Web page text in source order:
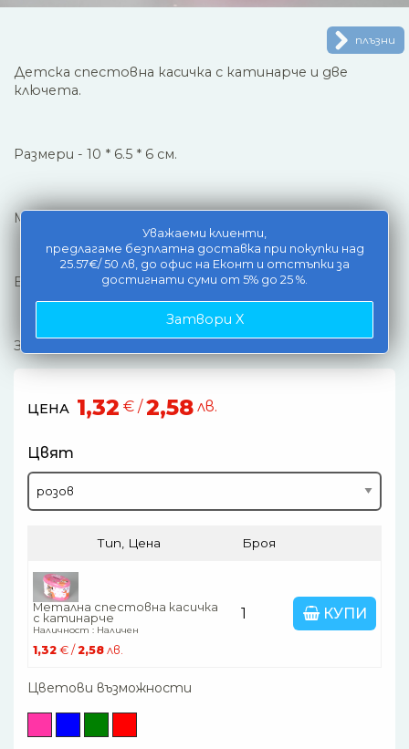
Уважаеми клиенти,
предлагаме безплатна доставка при покупки над
25.57€/ 50 лв, до офис на Еконт и отстъпки за
достигнати суми от 5% до 25 %.
Затвори X
плъзни
Детска спестовна касичка с катинарче и две
ключета.
Размери - 10 * 6.5 * 6 см.
Материал: метал.
Възможни са различия в цвета на някой елементи!
За деца над 3 години.
ЦЕНА 1,32 € /2,58 лв.
Цвят
Тип, Цена Броя
Метална спестовна касичка
с катинарче
Наличност : Наличен
1,32 € /2,58 лв.
КУПИ
Цветови възможности